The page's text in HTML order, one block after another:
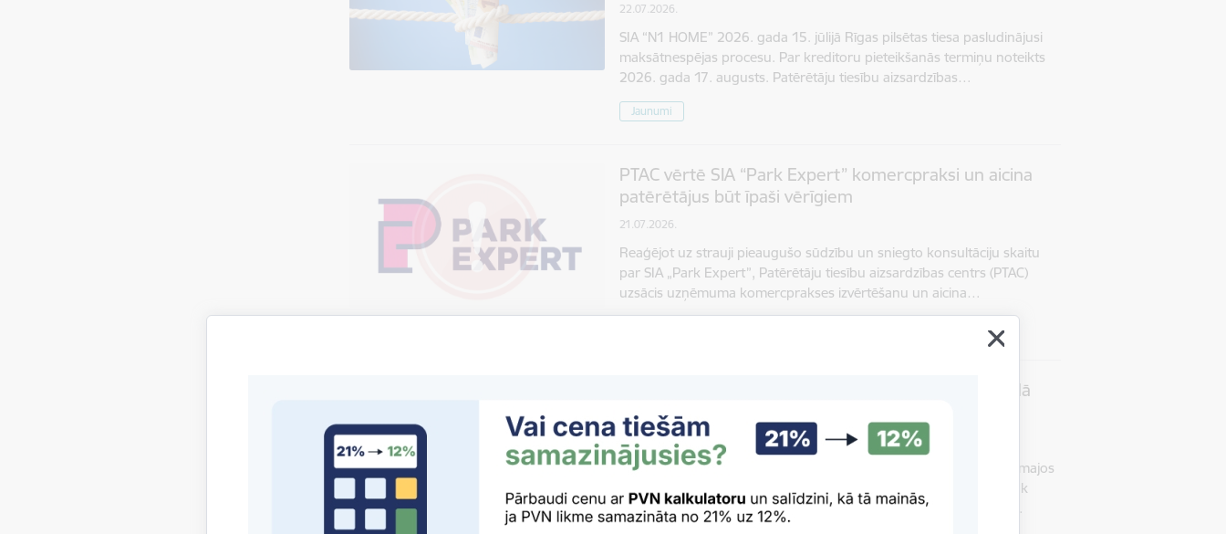
22.07.2026.
SIA “N1 HOME” 2026. gada 15. jūlijā Rīgas pilsētas tiesa pasludinājusi
maksātnespējas procesu. Par kreditoru pieteikšanās termiņu noteikts
2026. gada 17. augusts. Patērētāju tiesību aizsardzības…
Jaunumi
PTAC vērtē SIA “Park Expert” komercpraksi un aicina
patērētājus būt īpaši vērīgiem
21.07.2026.
Reaģējot uz strauji pieaugušo sūdzību un sniegto konsultāciju skaitu
par SIA „Park Expert”, Patērētāju tiesību aizsardzības centrs (PTAC)
uzsācis uzņēmuma komercprakses izvērtēšanu un aicina…
PTAC: Patērētāju iesniegumu skaits pirmajā pusgadā
pieaudzis par 50 %
20.07.2026.
Patērētāju tiesību aizsardzības centrs (PTAC) kopā 2026. gada pirmajos
sešos mēnešos saņēmis 4116 iesniegumus, kas ir par 50,7% vairāk
nekā attiecīgajā periodā pērn, kad tika saņemti 2732 iesniegumi…